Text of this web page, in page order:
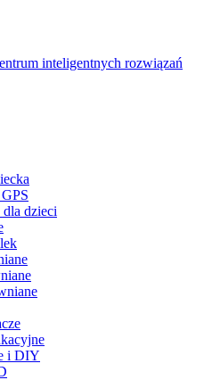
dla dzieci
i DIY